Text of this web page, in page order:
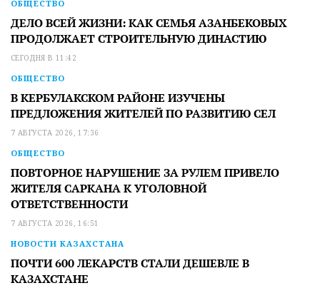
ОБЩЕСТВО
ДЕЛО ВСЕЙ ЖИЗНИ: КАК СЕМЬЯ АЗАНБЕКОВЫХ
ПРОДОЛЖАЕТ СТРОИТЕЛЬНУЮ ДИНАСТИЮ
СЕГОДНЯ В 11:42
ОБЩЕСТВО
В КЕРБУЛАКСКОМ РАЙОНЕ ИЗУЧЕНЫ
ПРЕДЛОЖЕНИЯ ЖИТЕЛЕЙ ПО РАЗВИТИЮ СЕЛ
7 АВГУСТА 2026, 17:36
ОБЩЕСТВО
ПОВТОРНОЕ НАРУШЕНИЕ ЗА РУЛЕМ ПРИВЕЛО
ЖИТЕЛЯ САРКАНА К УГОЛОВНОЙ
ОТВЕТСТВЕННОСТИ
7 АВГУСТА 2026, 16:51
НОВОСТИ КАЗАХСТАНА
ПОЧТИ 600 ЛЕКАРСТВ СТАЛИ ДЕШЕВЛЕ В
КАЗАХСТАНЕ